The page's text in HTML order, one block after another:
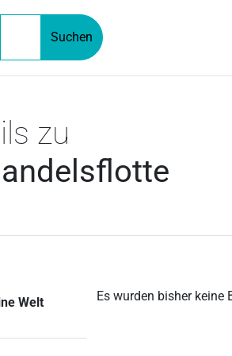
Suchen
zu
Welt
Es wurden bisher keine